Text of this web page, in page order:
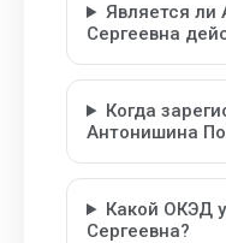
Является ли
Сергеевна
Когда
Антонишина
Какой ОКЭД
Сергеевна?